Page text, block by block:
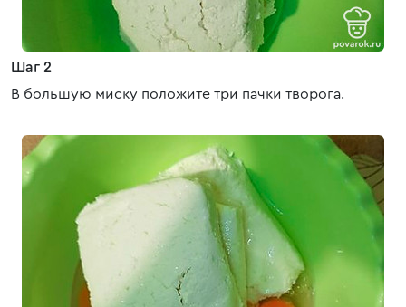
Шаг 2
В большую миску положите три пачки творога.